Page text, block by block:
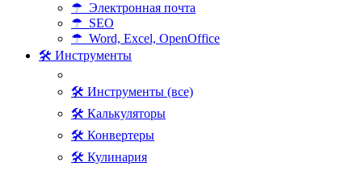
☂ Электронная почта
☂ SEO
☂ Word, Excel, OpenOffice
🛠 Инструменты
🛠 Инструменты (все)
🛠 Калькуляторы
🛠 Конвертеры
🛠 Кулинария